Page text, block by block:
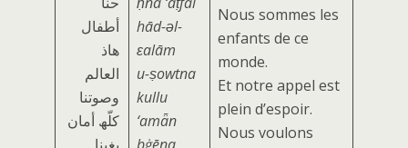
أطفال
ھاذ
العالم
وصوتنا
كلّھ أمان
hād-ǝl-
ɛalām
u-ṣowtna
kullu
‘amǟn
Nous sommes les
enfants de ce
monde.
Et notre appel est
plein d’espoir.
Nous voulons